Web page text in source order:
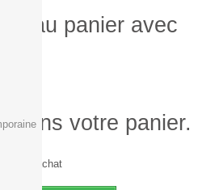
au panier avec
dans votre panier.
29€ d'achat